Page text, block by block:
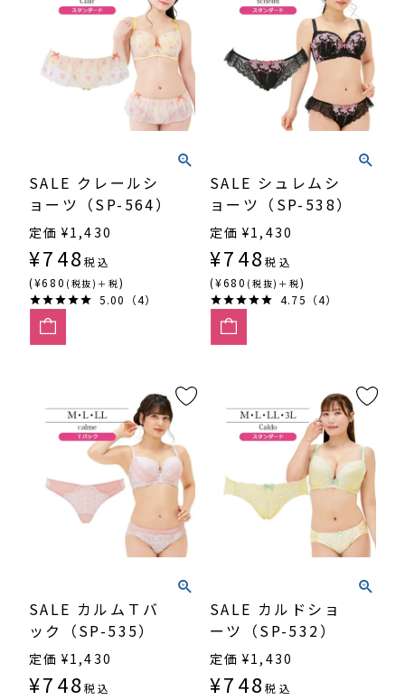
SALE クレールシ
ョーツ（SP-564）
定価 ¥1,430
¥748税込
(¥680 (税抜)＋税)
5.00（4）
SALE シュレムシ
ョーツ（SP-538）
定価 ¥1,430
¥748税込
(¥680 (税抜)＋税)
4.75（4）
SALE カルムＴバ
ック（SP-535）
定価 ¥1,430
¥748税込
SALE カルドショ
ーツ（SP-532）
定価 ¥1,430
¥748税込